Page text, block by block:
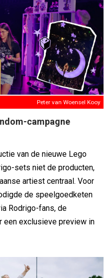
Peter van Woensel Kooy
campagne
van de nieuwe Lego
sets niet de producten,
artiest centraal. Voor
de speelgoedketen
Rodrigo-fans, de
een exclusieve preview in